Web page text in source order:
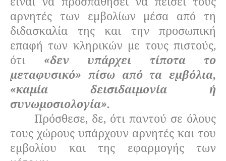
αρνητές των εμβολίων μέσα από τη
διδασκαλία της και την προσωπική
επαφή των κληρικών με τους πιστούς,
ότι «δεν υπάρχει τίποτα το
μεταφυσικό» πίσω από τα εμβόλια,
«καμία δεισιδαιμονία ή
συνωμοσιολογία».
Πρόσθεσε, δε, ότι παντού σε όλους
τους χώρους υπάρχουν αρνητές και του
εμβολίου και της εφαρμογής των